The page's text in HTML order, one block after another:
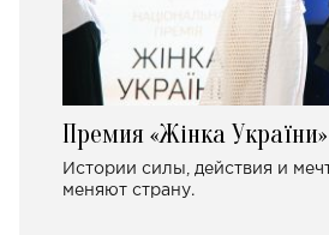
Премия «Жінка України»
Истории силы, действия и
меняют страну.